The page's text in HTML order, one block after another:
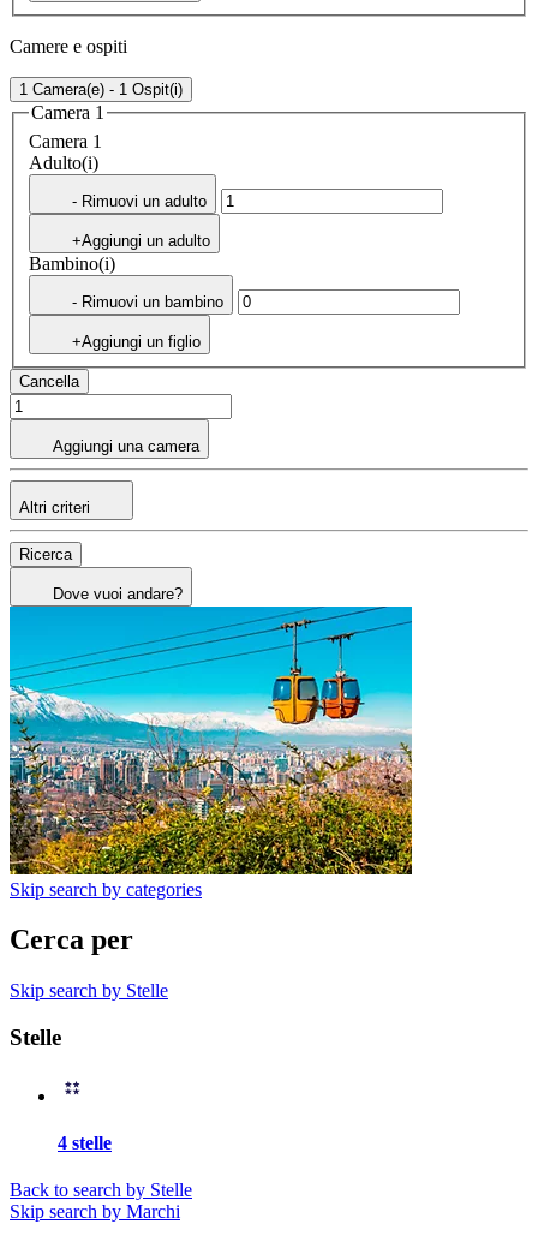
Camere e ospiti
1 Camera(e) - 1 Ospit(i)
Camera 1
Camera 1
Adulto(i)
- Rimuovi un adulto
+Aggiungi un adulto
Bambino(i)
- Rimuovi un bambino
+Aggiungi un figlio
Cancella
Aggiungi una camera
Altri criteri
Ricerca
Dove vuoi andare?
Skip search by categories
Cerca per
Skip search by Stelle
Stelle
4 stelle
Back to search by Stelle
Skip search by Marchi